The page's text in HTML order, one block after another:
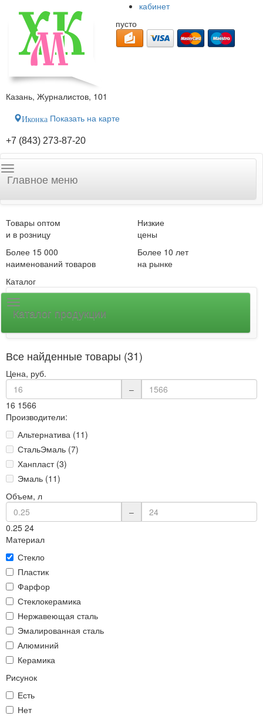
кабинет
пусто
Казань, Журналистов, 101
Иконка Показать на карте
+7 (843) 273-87-20
Главное меню
Товары оптом
и в розницу
Низкие
цены
Более 15 000
наименований товаров
Более 10 лет
на рынке
Каталог
Каталог продукции
Все найденные товары (31)
Цена, руб.
–
16 1566
Производители:
Альтернатива (11)
СтальЭмаль (7)
Ханпласт (3)
Эмаль (11)
Объем, л
–
0.25 24
Материал
Стекло
Пластик
Фарфор
Стеклокерамика
Нержавеющая сталь
Эмалированная сталь
Алюминий
Керамика
Рисунок
Есть
Нет